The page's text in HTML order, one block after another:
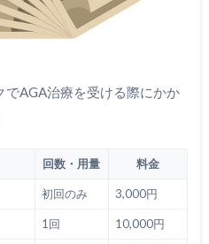
AGA治療を受ける際にかか
回数・用量 料金
初回のみ 3,000円
1回 10,000円